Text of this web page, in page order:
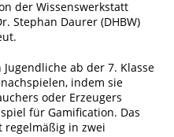
der Wissenswerkstatt
Stephan Daurer (DHBW)
ab der 7. Klasse
indem sie
oder Erzeugers
für Gamification. Das
regelmäßig in zwei